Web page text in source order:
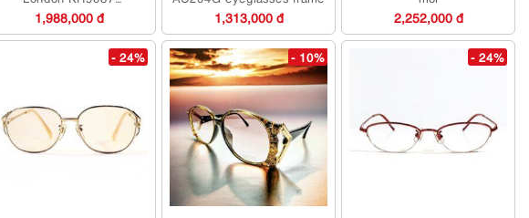
eyeglasses frame
1,988,000 đ 1,313,000 đ 2,252,000 đ
- 24% - 10% - 24%